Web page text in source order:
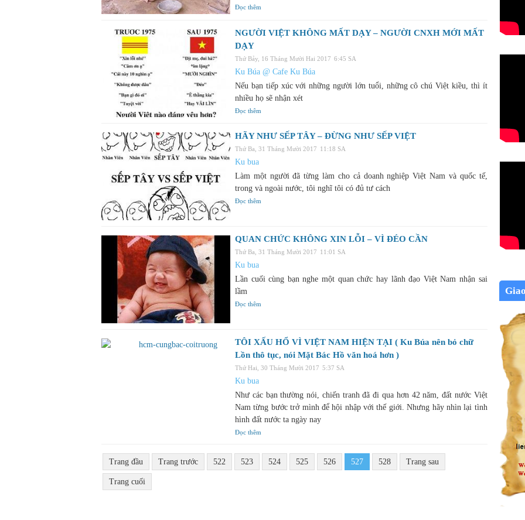
Đọc thêm
NGƯỜI VIỆT KHÔNG MẤT DẠY – NGƯỜI CNXH MỚI MẤT
DẠY
Thứ Bảy, 16 Tháng Mười Hai 2017 6:45 SA
Ku Búa @ Cafe Ku Búa
Nếu bạn tiếp xúc với những người lớn tuổi, những cô chú Việt kiều, thì ít
nhiều họ sẽ nhận xét
Đọc thêm
HÃY NHƯ SẾP TÂY – ĐỪNG NHƯ SẾP VIỆT
Thứ Ba, 31 Tháng Mười 2017 11:18 SA
Ku bua
Làm một người đã từng làm cho cả doanh nghiệp Việt Nam và quốc tế,
trong và ngoài nước, tôi nghĩ tôi có đủ tư cách
Đọc thêm
QUAN CHỨC KHÔNG XIN LỖI – VÌ ĐÉO CẦN
Thứ Ba, 31 Tháng Mười 2017 11:01 SA
Ku bua
Lần cuối cùng bạn nghe một quan chức hay lãnh đạo Việt Nam nhận sai
lầm
Đọc thêm
TÔI XẤU HỔ VÌ VIỆT NAM HIỆN TẠI ( Ku Búa nên bỏ chữ
Lồn thô tục, nói Mặt Bác Hồ văn hoá hơn )
Thứ Hai, 30 Tháng Mười 2017 5:37 SA
Ku bua
Như các bạn thường nói, chiến tranh đã đi qua hơn 42 năm, đất nước Việt
Nam từng bước trở mình để hội nhập với thế giới. Nhưng hãy nhìn lại tình
hình đất nước ta ngày nay
Đọc thêm
Trang đầu Trang trước 522 523 524 525 526 527 528 Trang sau
Trang cuối